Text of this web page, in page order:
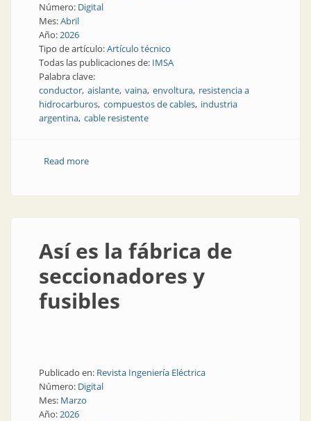
Número: Digital
Mes:Abril
Año:2026
Tipo de artículo:Artículo técnico
Todas las publicaciones de: IMSA
Palabra clave:
conductor aislante vaina envoltura resistencia a
hidrocarburos compuestos de cables industria
argentina cable resistente
Read moreabout Los desafíos de los cables en la industria de gas
Así es la fábrica de
seccionadores y
fusibles
Publicado en: Revista Ingeniería Eléctrica
Número: Digital
Mes: Marzo
Año:2026